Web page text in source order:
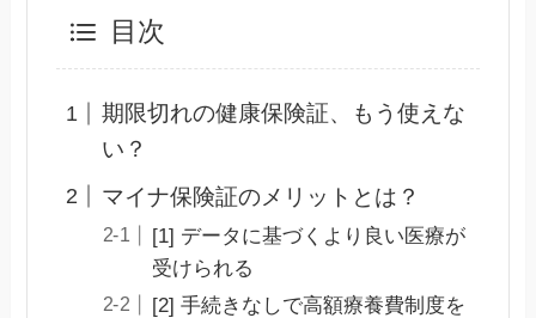
目次
期限切れの健康保険証、もう使えな
い？
マイナ保険証のメリットとは？
[1] データに基づくより良い医療が
受けられる
[2] 手続きなしで高額療養費制度を